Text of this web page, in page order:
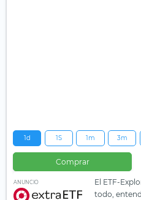
1d 1S 1m 3m
Comprar
ANUNCIO
El ETF-
todo,